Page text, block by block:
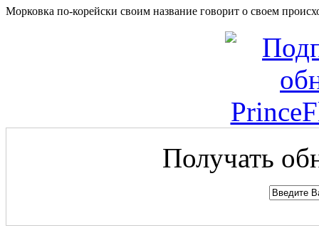
Морковка по-корейски своим название говорит о своем
Получать